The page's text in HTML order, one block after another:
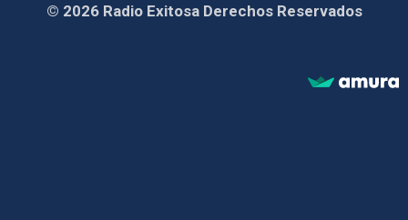
© 2026 Radio Exitosa Derechos Reservados